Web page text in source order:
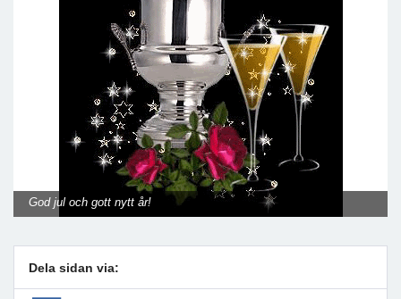
God jul och gott nytt år!
Dela sidan via: